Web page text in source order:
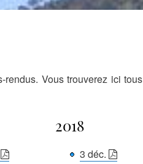
Vous trouverez ici tous
2018
3 déc.